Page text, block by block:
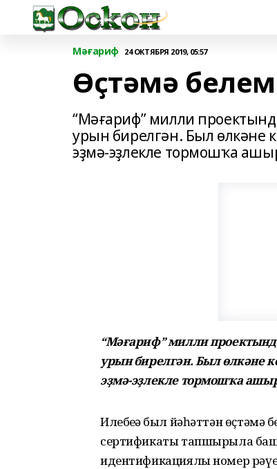
Мәғариф 24 ОКТЯБРЯ 2019, 05:57
Өҫтәмә
“Мәғариф” милли
урын бирелгән. Был өлкәне
эҙмә-эҙлекле тормошҡа
“Мәғариф” милли
урын бирелгән. Был өлкәне
эҙмә-эҙлекле тормошҡа
Илебеҙҙә был йәһәттән
сертификаты тапшырыла
идентификациялы номер